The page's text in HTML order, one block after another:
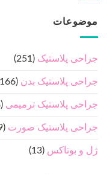
موضوعات
جراحی پلاستیک (251)
جراحی پلاستیک بدن (166)
جراحی پلاستیک ترمیمی (18)
جراحی پلاستیک صورت (99)
ژل و بوتاکس (13)